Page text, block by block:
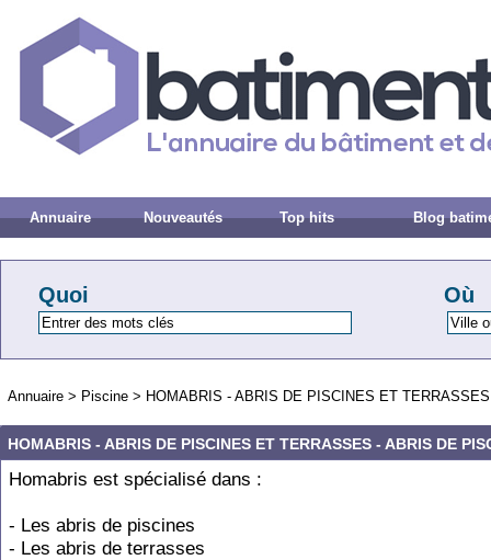
Annuaire Nouveautés Top hits Blog
Quoi Où
Annuaire > Piscine > HOMABRIS - ABRIS DE PISCINES ET
HOMABRIS - ABRIS DE PISCINES ET TERRASSES - ABRIS DE
Homabris est spécialisé dans :
- Les abris de piscines
- Les abris de terrasses